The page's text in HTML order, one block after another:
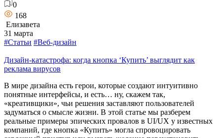
0
168
Елизавета
31 марта
#Статьи #Веб-дизайн
Дизайн-катастрофа: когда кнопка ‘Купить’ выглядит как
реклама вирусов
В мире дизайна есть герои, которые создают интуитивно
понятные интерфейсы, и есть… ну, скажем так,
«креативщики», чьи решения заставляют пользователей
задуматься о смысле жизни. В этой статье мы разберем
реальные примеры эпических провалов в UI/UX у известных
компаний, где кнопка «Купить» могла спровоцировать